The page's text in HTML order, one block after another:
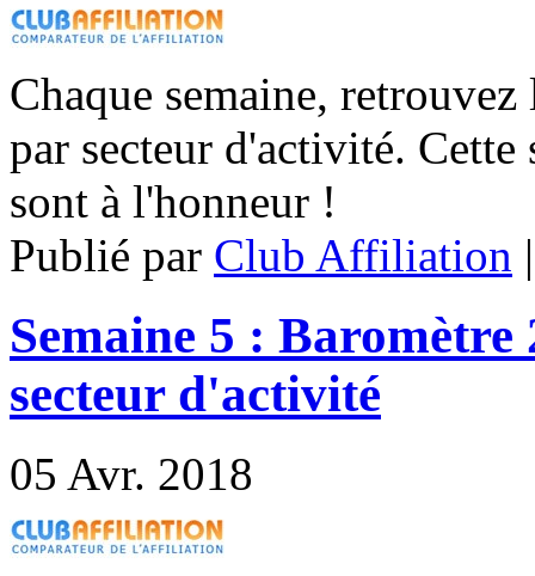
Chaque semaine,
par secteur d'activité.
sont à l'honneur !
Publié par Club Affiliation
Semaine 5 :
secteur d'activité
05 Avr. 2018